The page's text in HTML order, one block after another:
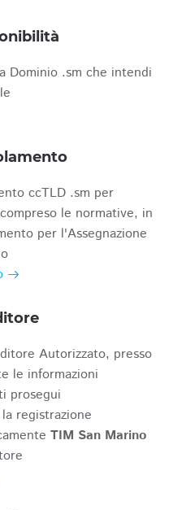
Dominio .sm che intendi
ccTLD .sm per
le normative, in
per l'Assegnazione
Autorizzato, presso
le informazioni
prosegui
registrazione
TIM San Marino